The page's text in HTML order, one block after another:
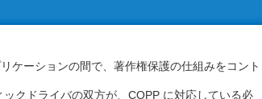
ケーションの間で、著作権保護の仕組みをコント
クドライバの双方が、COPP に対応している必